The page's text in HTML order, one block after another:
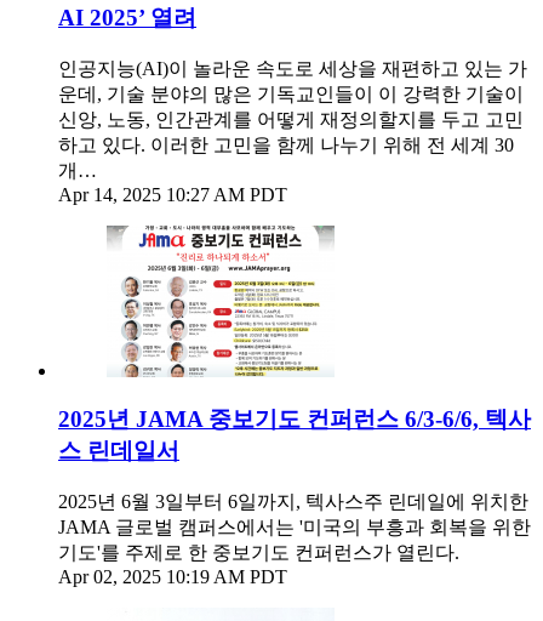
AI 2025’ 열려
인공지능(AI)이 놀라운 속도로 세상을 재편하고 있는 가
운데, 기술 분야의 많은 기독교인들이 이 강력한 기술이
신앙, 노동, 인간관계를 어떻게 재정의할지를 두고 고민
하고 있다. 이러한 고민을 함께 나누기 위해 전 세계 30
개…
Apr 14, 2025 10:27 AM PDT
2025년 JAMA 중보기도 컨퍼런스 6/3-6/6, 텍사
스 린데일서
2025년 6월 3일부터 6일까지, 텍사스주 린데일에 위치한
JAMA 글로벌 캠퍼스에서는 '미국의 부흥과 회복을 위한
기도'를 주제로 한 중보기도 컨퍼런스가 열린다.
Apr 02, 2025 10:19 AM PDT